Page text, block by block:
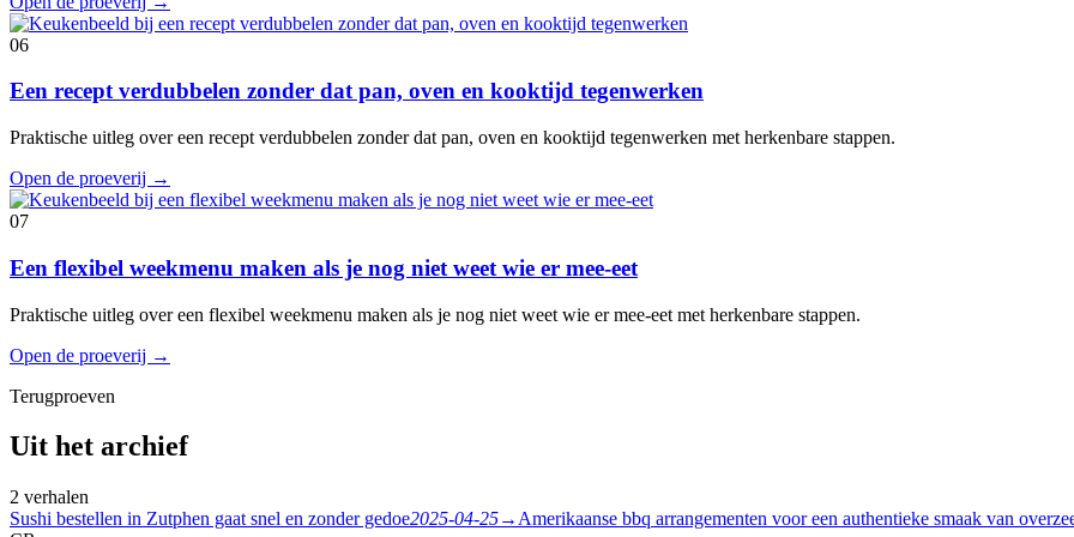
06
Een recept verdubbelen zonder dat pan, oven en kooktijd tegenwerken
Praktische uitleg over een recept verdubbelen zonder dat pan, oven en kooktijd tegenwerken met herkenbare stappen.
Open de proeverij →
07
Een flexibel weekmenu maken als je nog niet weet wie er mee-eet
Praktische uitleg over een flexibel weekmenu maken als je nog niet weet wie er mee-eet met herkenbare stappen.
Open de proeverij →
Terugproeven
Uit het archief
2 verhalen
Sushi bestellen in Zutphen gaat snel en zonder gedoe2025-04-25→ Amerikaanse bbq arrangementen voor een authentieke smaak van